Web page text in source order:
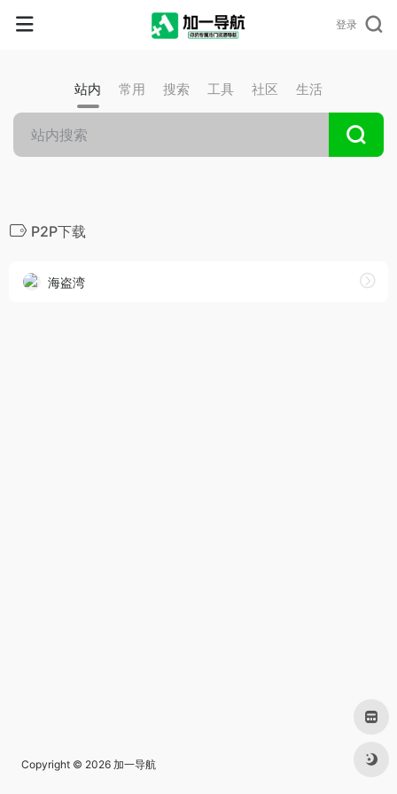
登录
站内 常用 搜索 工具 社区 生活
P2P下载
海盗湾
Copyright © 2026 加一导航